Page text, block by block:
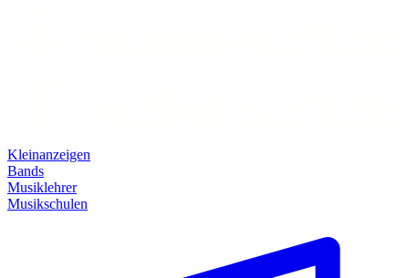
Kleinanzeigen
Bands
Musiklehrer
Musikschulen